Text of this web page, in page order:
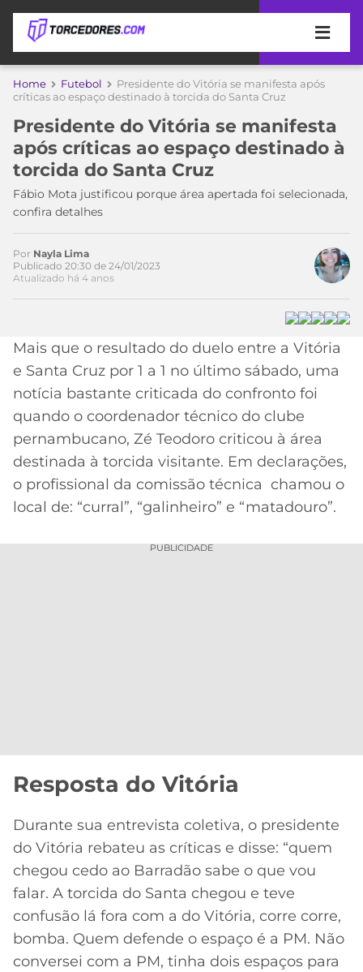
APOSTAS
DE
APOSTA
MELHORES
SITES
DE
APOSTAS
2026
BETBOOM
CÓDIGO
DE
INDICAÇÃO
BET365
CÓDIGO
BETANO
COPA
DO
MUNDO
TIMES
MEU
TIME
PALMEIRAS
CORINTHIANS
SÃO
PAULO
SANTOS
FLAMENGO
MG
CRUZEIRO
CAMPEONATOS
SÉRIE
LIBERTADORES
COPA
DO
BRASIL
LALIGA
ESPORTIVA
MERCADO
DA
BOLA
PALPITES
Home Futebol
Presidente do Vitória se manifesta após
críticas ao espaço destinado à torcida do Santa Cruz
Presidente do Vitória se manifesta
após críticas ao espaço destinado à
torcida do Santa Cruz
Fábio Mota justificou porque área apertada foi selecionada,
confira detalhes
Por Nayla Lima
Publicado 20:30 de 24/01/2023
Atualizado há 4 anos
Mais que o resultado do duelo entre a Vitória
e Santa Cruz por 1 a 1 no último sábado, uma
notícia bastante criticada do confronto foi
quando o coordenador técnico do clube
pernambucano, Zé Teodoro criticou à área
destinada à torcida visitante. Em declarações,
o profissional da comissão técnica chamou o
local de: “curral”, “galinheiro” e “matadouro”.
PUBLICIDADE
Resposta do Vitória
Durante sua entrevista coletiva, o presidente
do Vitória rebateu as críticas e disse: “quem
chegou cedo ao Barradão sabe o que vou
falar. A torcida do Santa chegou e teve
confusão lá fora com a do Vitória, corre corre,
bomba. Quem defende o espaço é a PM. Não
conversei com a PM, tinha dois espaços para